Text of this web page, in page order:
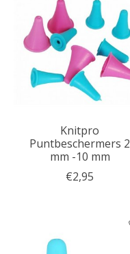
Knitpro
Puntbeschermers 2
mm -10 mm
€2,95